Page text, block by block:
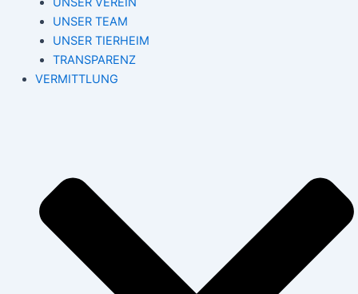
UNSER TEAM
UNSER TIERHEIM
TRANSPARENZ
VERMITTLUNG